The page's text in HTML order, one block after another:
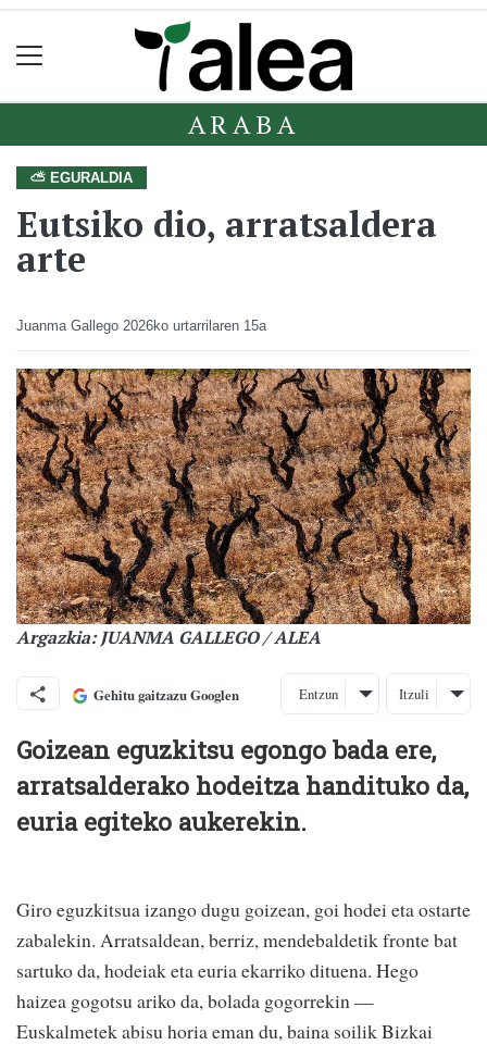
ARABA
⛅ EGURALDIA
Eutsiko dio, arratsaldera
arte
Juanma Gallego 2026ko urtarrilaren 15a
Argazkia: JUANMA GALLEGO / ALEA
Gehitu gaitzazu Googlen Entzun Itzuli
Goizean eguzkitsu egongo bada ere,
arratsalderako hodeitza handituko da,
euria egiteko aukerekin.
Giro eguzkitsua izango dugu goizean, goi hodei eta ostarte
zabalekin. Arratsaldean, berriz, mendebaldetik fronte bat
sartuko da, hodeiak eta euria ekarriko dituena. Hego
haizea gogotsu ariko da, bolada gogorrekin —
Euskalmetek abisu horia eman du, baina soilik Bizkai